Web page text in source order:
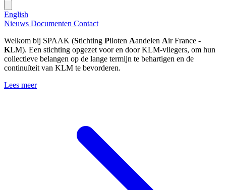
English
Nieuws Documenten Contact
Welkom bij SPAAK (Stichting Piloten Aandelen Air France -
KLM). Een stichting opgezet voor en door KLM-vliegers, om hun
collectieve belangen op de lange termijn te behartigen en de
continuïteit van KLM te bevorderen.
Lees meer